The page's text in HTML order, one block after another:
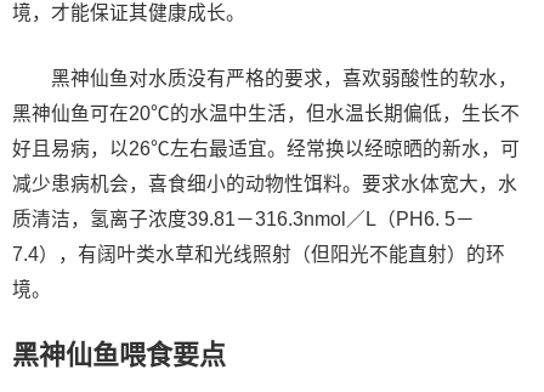
境，才能保证其健康成长。
黑神仙鱼对水质没有严格的要求，喜欢弱酸性的软水，
黑神仙鱼可在20℃的水温中生活，但水温长期偏低，生长不
好且易病，以26℃左右最适宜。经常换以经晾晒的新水，可
减少患病机会，喜食细小的动物性饵料。要求水体宽大，水
质清洁，氢离子浓度39.81－316.3nmol／L（PH6. 5－
7.4），有阔叶类水草和光线照射（但阳光不能直射）的环
境。
黑神仙鱼喂食要点